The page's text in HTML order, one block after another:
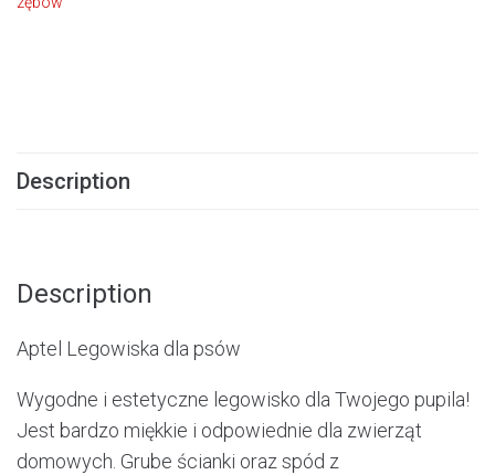
Description
Description
Aptel Legowiska dla psów
Wygodne i estetyczne legowisko dla Twojego pupila!
Jest bardzo miękkie i odpowiednie dla zwierząt
domowych. Grube ścianki oraz spód z